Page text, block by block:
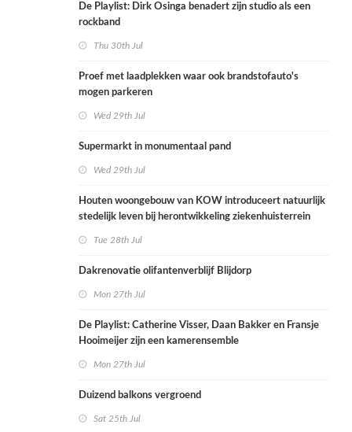
De Playlist: Dirk Osinga benadert zijn studio als een
rockband
Thu 30th Jul
Proef met laadplekken waar ook brandstofauto's
mogen parkeren
Wed 29th Jul
Supermarkt in monumentaal pand
Wed 29th Jul
Houten woongebouw van KOW introduceert natuurlijk
stedelijk leven bij herontwikkeling ziekenhuisterrein
Tue 28th Jul
Dakrenovatie olifantenverblijf Blijdorp
Mon 27th Jul
De Playlist: Catherine Visser, Daan Bakker en Fransje
Hooimeijer zijn een kamerensemble
Mon 27th Jul
Duizend balkons vergroend
Sat 25th Jul